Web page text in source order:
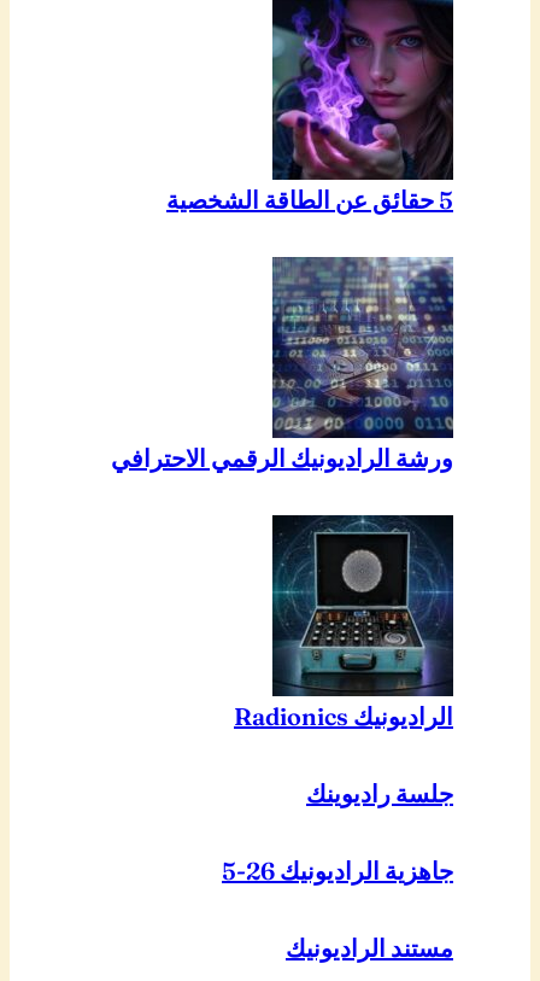
5 حقائق عن الطاقة الشخصية
ورشة الراديونيك الرقمي الاحترافي
الراديونيك Radionics
جلسة راديوينك
جاهزية الراديونيك 26-5
مستند الراديونيك